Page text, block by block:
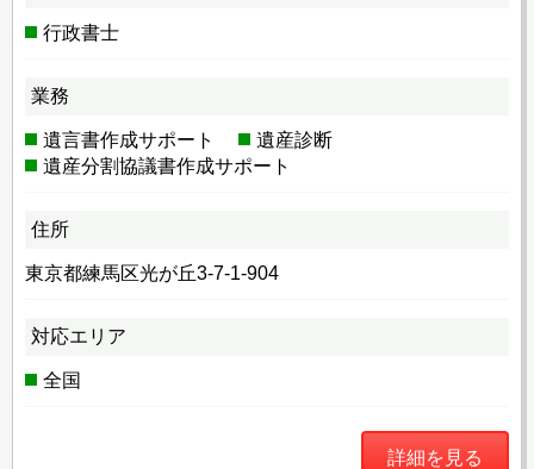
行政書士
業務
遺言書作成サポート
遺産診断
遺産分割協議書作成サポート
住所
東京都練馬区光が丘3-7-1-904
対応エリア
全国
詳細を見る